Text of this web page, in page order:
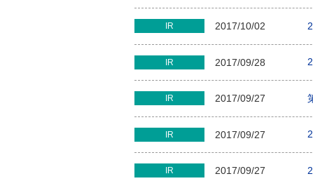
IR 2017/10/02
IR 2017/09/28
IR 2017/09/27
IR 2017/09/27
IR 2017/09/27